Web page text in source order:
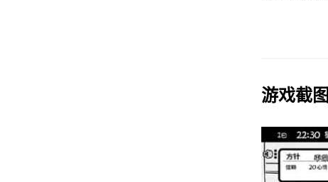
游戏截图